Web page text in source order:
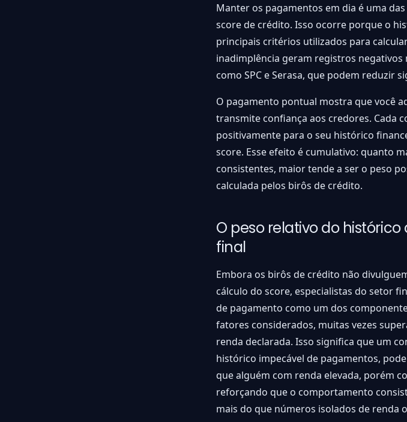
Manter os pagamentos em dia é uma
score de crédito. Isso ocorre porque o
principais critérios utilizados para
inadimplência geram registros
como SPC e Serasa, que podem reduzir
O pagamento pontual mostra que você
transmite confiança aos credores. Cada
positivamente para o seu histórico
score. Esse efeito é cumulativo: quanto
consistentes, maior tende a ser o peso
calculada pelos birôs de crédito.
O peso relativo do
final
Embora os birôs de crédito não
cálculo do score, especialistas do setor
de pagamento como um dos
fatores considerados, muitas vezes
renda declarada. Isso significa que um
histórico impecável de pagamentos,
que alguém com renda elevada, porém
reforçando que o comportamento
mais do que números isolados de renda